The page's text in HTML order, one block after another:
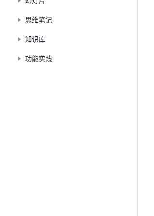
思维笔记
知识库
功能实践